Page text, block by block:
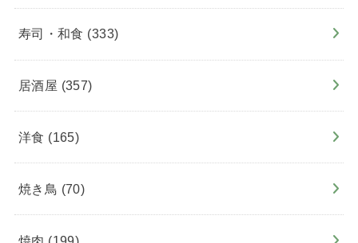
寿司・和食 (333)
居酒屋 (357)
洋食 (165)
焼き鳥 (70)